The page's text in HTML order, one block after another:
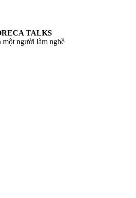
TALKS
một người làm nghề